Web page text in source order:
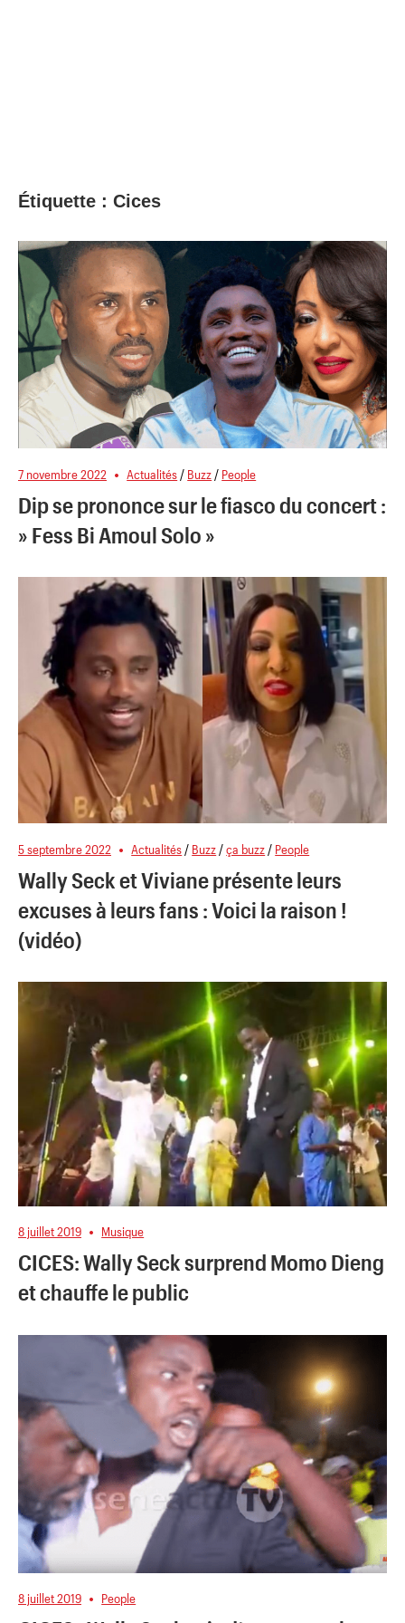
Étiquette : Cices
7 novembre 2022 Actualités / Buzz / People
Dip se prononce sur le fiasco du concert :
» Fess Bi Amoul Solo »
5 septembre 2022 Actualités / Buzz /ça buzz / People
Wally Seck et Viviane présente leurs
excuses à leurs fans : Voici la raison !
(vidéo)
8 juillet 2019 Musique
CICES: Wally Seck surprend Momo Dieng
et chauffe le public
8 juillet 2019 People